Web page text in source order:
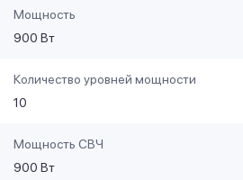
Мощность
900 Вт
Количество уровней мощности
10
Мощность СВЧ
900 Вт